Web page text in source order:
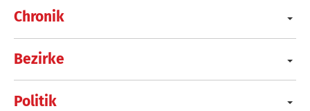
Chronik
Bezirke
Politik